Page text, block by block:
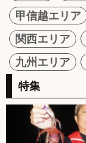
甲信越エリア
関西エリア
九州エリア
特集